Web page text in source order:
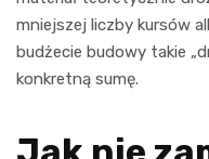
mniejszej liczby kursów
budżecie budowy takie
konkretną sumę.